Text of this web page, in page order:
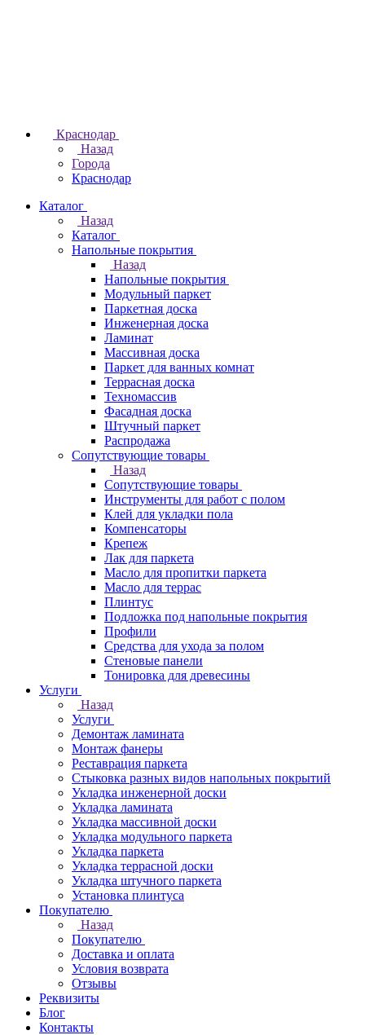
Краснодар
Назад
Города
Краснодар
Каталог
Назад
Каталог
Напольные покрытия
Назад
Напольные покрытия
Модульный паркет
Паркетная доска
Инженерная доска
Ламинат
Массивная доска
Паркет для ванных комнат
Террасная доска
Техномассив
Фасадная доска
Штучный паркет
Распродажа
Сопутствующие товары
Назад
Сопутствующие товары
Инструменты для работ с полом
Клей для укладки пола
Компенсаторы
Крепеж
Лак для паркета
Масло для пропитки паркета
Масло для террас
Плинтус
Подложка под напольные покрытия
Профили
Средства для ухода за полом
Стеновые панели
Тонировка для древесины
Услуги
Назад
Услуги
Демонтаж ламината
Монтаж фанеры
Реставрация паркета
Стыковка разных видов напольных покрытий
Укладка инженерной доски
Укладка ламината
Укладка массивной доски
Укладка модульного паркета
Укладка паркета
Укладка террасной доски
Укладка штучного паркета
Установка плинтуса
Покупателю
Назад
Покупателю
Доставка и оплата
Условия возврата
Отзывы
Реквизиты
Блог
Контакты